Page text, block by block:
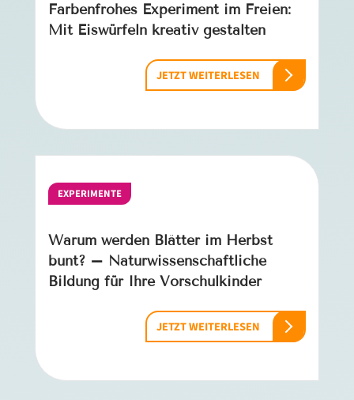
Farbenfrohes Experiment im Freien:
Mit Eiswürfeln kreativ gestalten
JETZT WEITERLESEN
EXPERIMENTE
Warum werden Blätter im Herbst
bunt? – Naturwissenschaftliche
Bildung für Ihre Vorschulkinder
JETZT WEITERLESEN